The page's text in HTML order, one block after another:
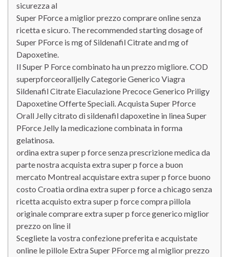
sicurezza al
Super PForce a miglior prezzo comprare online senza
ricetta e sicuro. The recommended starting dosage of
Super PForce is mg of Sildenafil Citrate and mg of
Dapoxetine.
Il Super P Force combinato ha un prezzo migliore. COD
superpforceoralljelly Categorie Generico Viagra
Sildenafil Citrate Eiaculazione Precoce Generico Priligy
Dapoxetine Offerte Speciali. Acquista Super Pforce
Orall Jelly citrato di sildenafil dapoxetine in linea Super
PForce Jelly la medicazione combinata in forma
gelatinosa.
ordina extra super p force senza prescrizione medica da
parte nostra acquista extra super p force a buon
mercato Montreal acquistare extra super p force buono
costo Croatia ordina extra super p force a chicago senza
ricetta acquisto extra super p force compra pillola
originale comprare extra super p force generico miglior
prezzo on line il
Scegliete la vostra confezione preferita e acquistate
online le pillole Extra Super PForce mg al miglior prezzo